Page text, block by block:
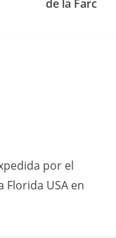
de la Farc
por el
USA en